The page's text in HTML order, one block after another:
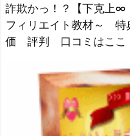
詐欺かっ！？【下克上∞
フィリエイト教材～
価 評判 口コミはここ